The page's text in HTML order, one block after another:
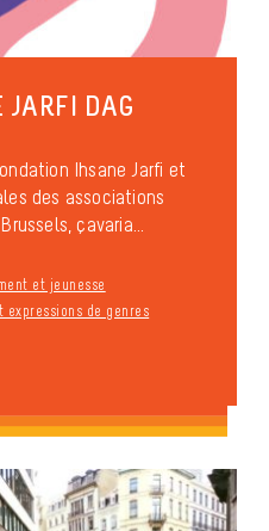
JARFI DAG
Ihsane Jarfi et
des associations
çavaria...
et jeunesse
expressions de genres